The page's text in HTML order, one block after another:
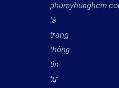
là
trang
thông
tin
tư